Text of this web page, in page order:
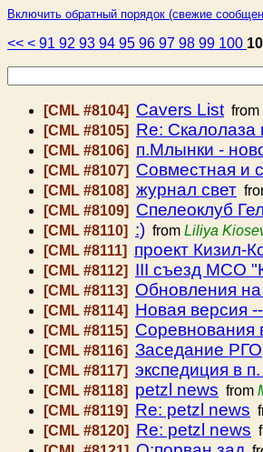
Включить обратный порядок (свежие
<< < 91 92 93 94 95 96 97 98 99 100
[CML #8104] Cavers List from
[CML #8105] Re:
[CML #8106] п.Млынки -
[CML #8107] Совместная и
[CML #8108] журнал свет
[CML #8109] Спелеоклуб
[CML #8110] :) from Liliya
[CML #8111] проект Кизил-
[CML #8112] III съезд МСО
[CML #8113] Обновления
[CML #8114] Новая версия
[CML #8115] Соревнования
[CML #8116] Заседание РГО
[CML #8117] экспедиция в
[CML #8118] petzl news from
[CML #8119] Re: petzl news
[CML #8120] Re: petzl news